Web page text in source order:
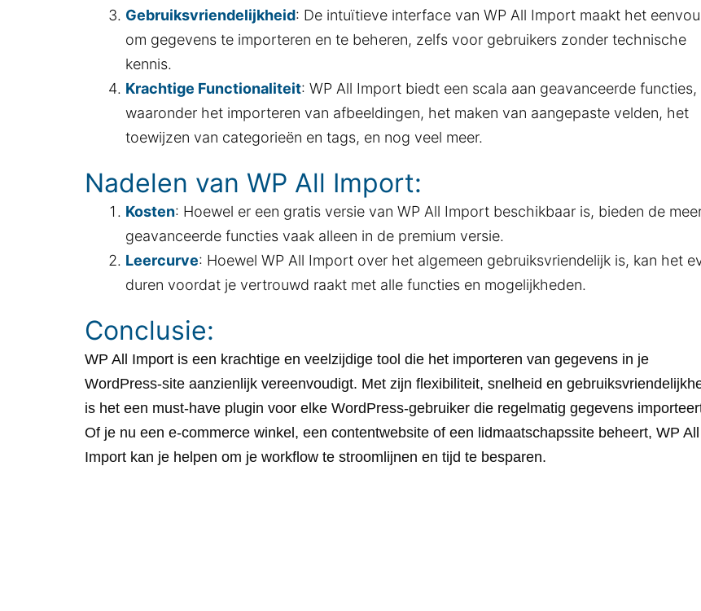
Gebruiksvriendelijkheid: De intuïtieve interface van WP All Import maakt het
om gegevens te importeren en te beheren, zelfs voor gebruikers zonder technische
kennis.
Krachtige Functionaliteit: WP All Import biedt een scala aan geavanceerde functies,
waaronder het importeren van afbeeldingen, het maken van aangepaste velden, het
toewijzen van categorieën en tags, en nog veel meer.
Nadelen van WP All Import:
Kosten: Hoewel er een gratis versie van WP All Import beschikbaar is, bieden de
geavanceerde functies vaak alleen in de premium versie.
Leercurve: Hoewel WP All Import over het algemeen gebruiksvriendelijk is, kan het
duren voordat je vertrouwd raakt met alle functies en mogelijkheden.
Conclusie:
WP All Import is een krachtige en veelzijdige tool die het importeren van gegevens in je
WordPress-site aanzienlijk vereenvoudigt. Met zijn flexibiliteit, snelheid en
is het een must-have plugin voor elke WordPress-gebruiker die regelmatig gegevens
Of je nu een e-commerce winkel, een contentwebsite of een lidmaatschapssite beheert, WP All
Import kan je helpen om je workflow te stroomlijnen en tijd te besparen.